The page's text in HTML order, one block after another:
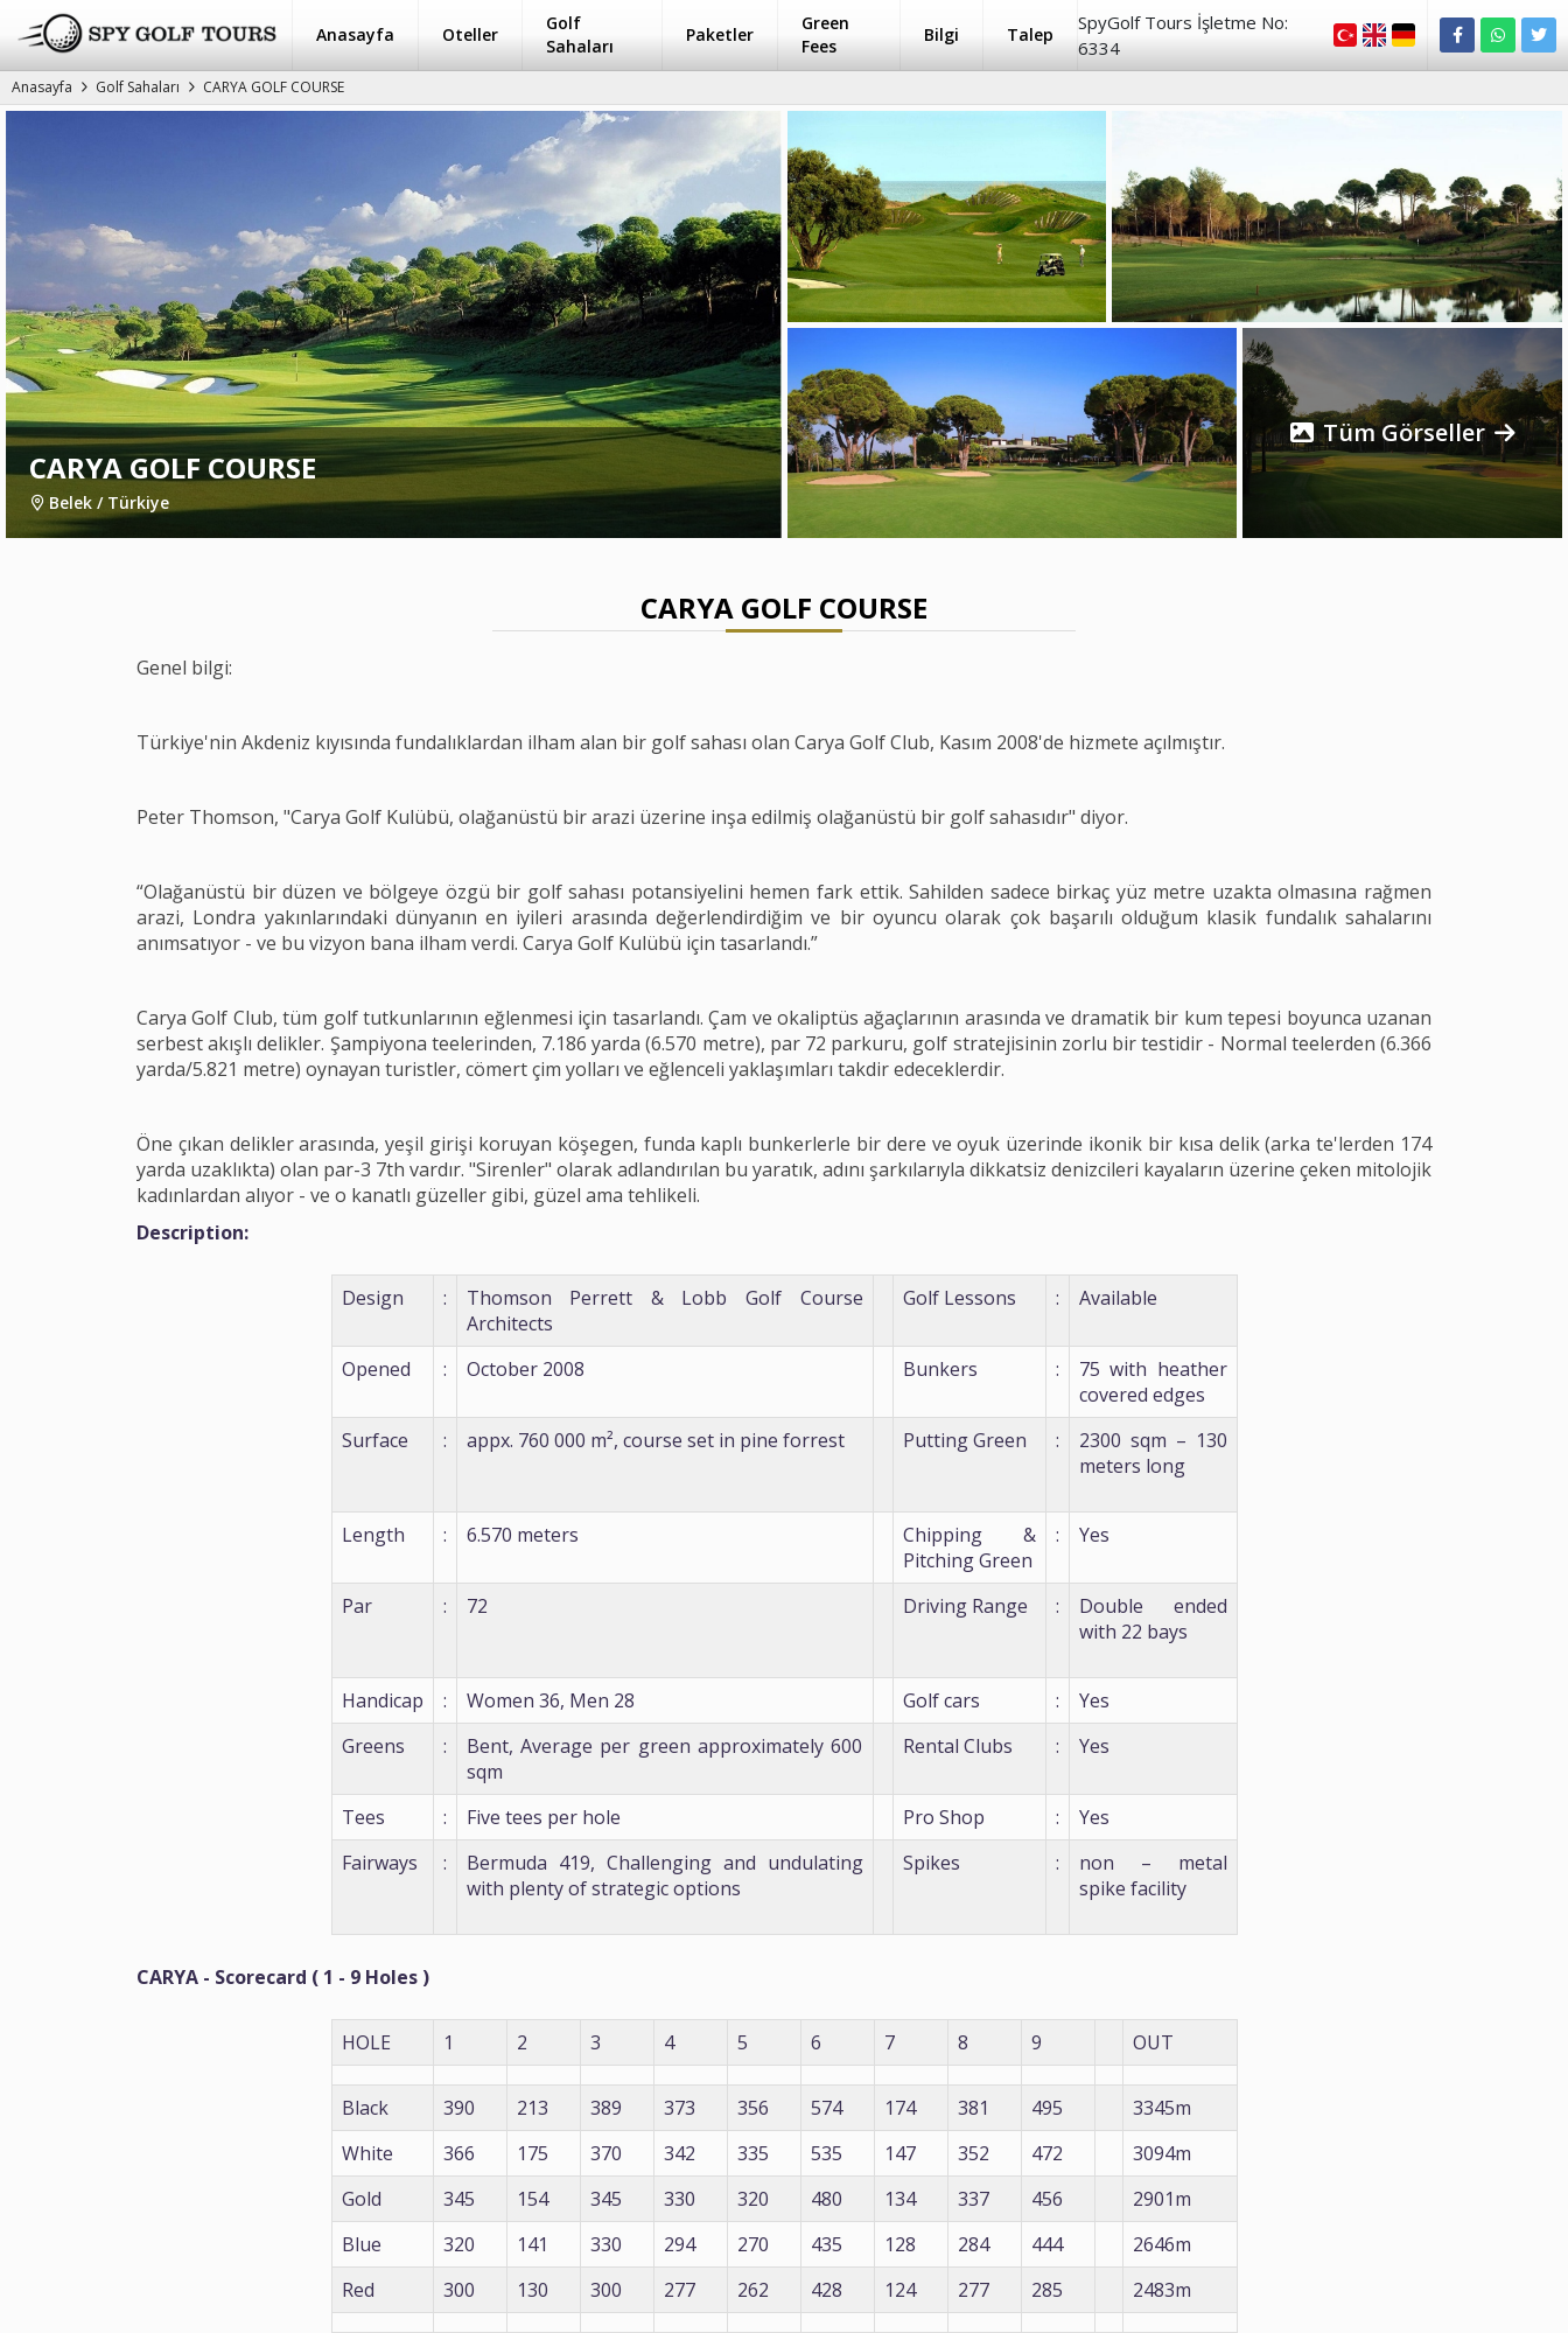
Anasayfa Oteller
Golf
Sahaları
Paketler
Green
Fees
Bilgi Talep
SpyGolf Tours İşletme No:
6334
Anasayfa Golf Sahaları CARYA GOLF COURSE
CARYA GOLF COURSE
Belek / Türkiye
Tüm Görseller
CARYA GOLF COURSE
Genel bilgi:
Türkiye'nin Akdeniz kıyısında fundalıklardan ilham alan bir golf sahası olan Carya Golf Club, Kasım 2008'de hizmete açılmıştır.
Peter Thomson, "Carya Golf Kulübü, olağanüstü bir arazi üzerine inşa edilmiş olağanüstü bir golf sahasıdır" diyor.
“Olağanüstü bir düzen ve bölgeye özgü bir golf sahası potansiyelini hemen fark ettik. Sahilden sadece birkaç yüz metre uzakta olmasına rağmen
arazi, Londra yakınlarındaki dünyanın en iyileri arasında değerlendirdiğim ve bir oyuncu olarak çok başarılı olduğum klasik fundalık sahalarını
anımsatıyor - ve bu vizyon bana ilham verdi. Carya Golf Kulübü için tasarlandı.”
Carya Golf Club, tüm golf tutkunlarının eğlenmesi için tasarlandı. Çam ve okaliptüs ağaçlarının arasında ve dramatik bir kum tepesi boyunca uzanan
serbest akışlı delikler. Şampiyona teelerinden, 7.186 yarda (6.570 metre), par 72 parkuru, golf stratejisinin zorlu bir testidir - Normal teelerden (6.366
yarda/5.821 metre) oynayan turistler, cömert çim yolları ve eğlenceli yaklaşımları takdir edeceklerdir.
Öne çıkan delikler arasında, yeşil girişi koruyan köşegen, funda kaplı bunkerlerle bir dere ve oyuk üzerinde ikonik bir kısa delik (arka te'lerden 174
yarda uzaklıkta) olan par-3 7th vardır. "Sirenler" olarak adlandırılan bu yaratık, adını şarkılarıyla dikkatsiz denizcileri kayaların üzerine çeken mitolojik
kadınlardan alıyor - ve o kanatlı güzeller gibi, güzel ama tehlikeli.
Description:
Design :
Thomson Perrett & Lobb Golf Course
Architects
Golf Lessons : Available
Opened : October 2008 Bunkers :
75 with heather
covered edges
Surface
: appx. 760 000 m², course set in pine forrest Putting Green :
2300 sqm – 130
meters long
Length : 6.570 meters
Chipping &
Pitching Green
: Yes
Par : 72 Driving Range :
Double ended
with 22 bays
Handicap : Women 36, Men 28 Golf cars :
Yes
Greens
:
Bent, Average per green approximately 600
sqm
Rental Clubs : Yes
Tees : Five tees per hole Pro Shop :
Yes
Fairways
:
Bermuda 419, Challenging and undulating
with plenty of strategic options
Spikes :
non – metal
spike facility
CARYA - Scorecard ( 1 - 9 Holes )
HOLE 1 2 3 4 5 6 7 8 9 OUT
Black 390 213 389 373 356 574 174 381 495
3345m
White
366 175 370 342 335 535 147 352 472
3094m
Gold
345 154 345 330 320 480 134 337 456
2901m
Blue
320 141 330 294 270 435 128 284 444
2646m
Red
300 130 300 277 262 428 124 277 285 2483m